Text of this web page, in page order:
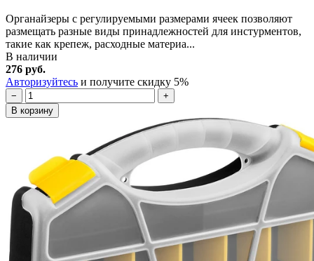
Органайзеры с регулируемыми размерами ячеек позволяют
размещать разные виды принадлежностей для инстурментов,
такие как крепеж, расходные материа...
В наличии
276 руб.
Авторизуйтесь и получите скидку 5%
−
+
В корзину